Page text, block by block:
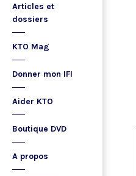
Articles et
dossiers
KTO Mag
Donner mon IFI
Aider KTO
Boutique DVD
A propos